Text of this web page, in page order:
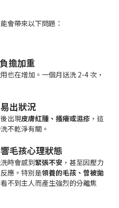
會帶來以下問題：
擔加重
也在增加。一個月送洗 2-4 次，
出狀況
出現皮膚紅腫、搔癢或濕疹 ，這
不乾淨有關。
毛孩心理狀態
時會感到緊張不安 ，甚至因壓力
應。特別是領養的毛孩、曾被拋
不到主人而產生強烈的分離焦